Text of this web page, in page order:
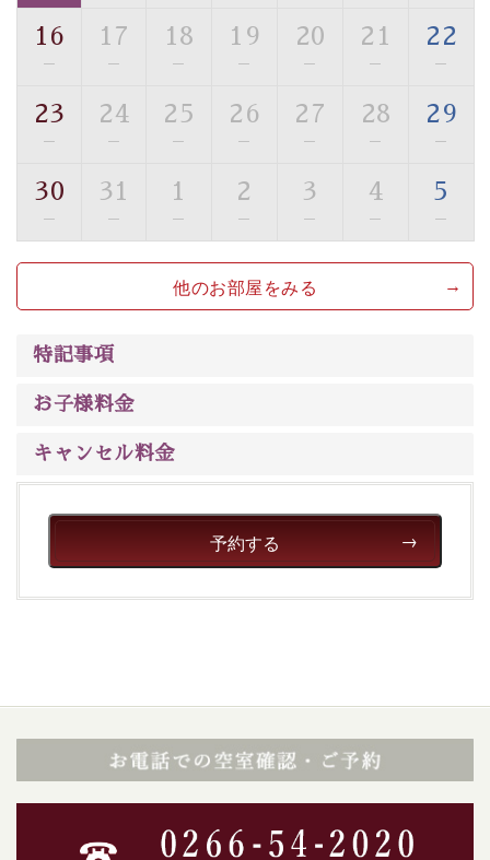
【お食事】
・個室料亭で個室食
・朝食はこだわりの味噌汁をはじめとした和定食
【温泉】
の効果が高い、極めて希有な源泉です。身も心も癒され
るご入浴をお愉しみください。
■お座敷風呂（大浴場）
温泉の成分に合わせ、防菌防カビの特殊素材の畳を使
用。 足元が柔らかく、そして滑りにくい畳のお風呂で
※男性大浴場までのご移動には階段がございます。 予め
眺望はございませんが、源泉掛け流しの温泉の質を楽し
む貸切温泉風呂です。ゆったりといやされるプライベー
トな空間をお愉しみください。
【旅】
■諏訪大社4社を巡る無料参拝バス
※交通規制などにより運行できない日がございます
※年末年始及び御柱祭前後は運行しておりません
で心癒されます。
16
—
17
—
18
—
19
—
20
—
21
—
22
—
23
—
24
—
25
—
26
—
27
—
28
—
29
—
30
—
31
—
1
—
2
—
3
—
4
—
5
—
他のお部屋をみる
特記事項
お子様料金
キャンセル料金
予約する